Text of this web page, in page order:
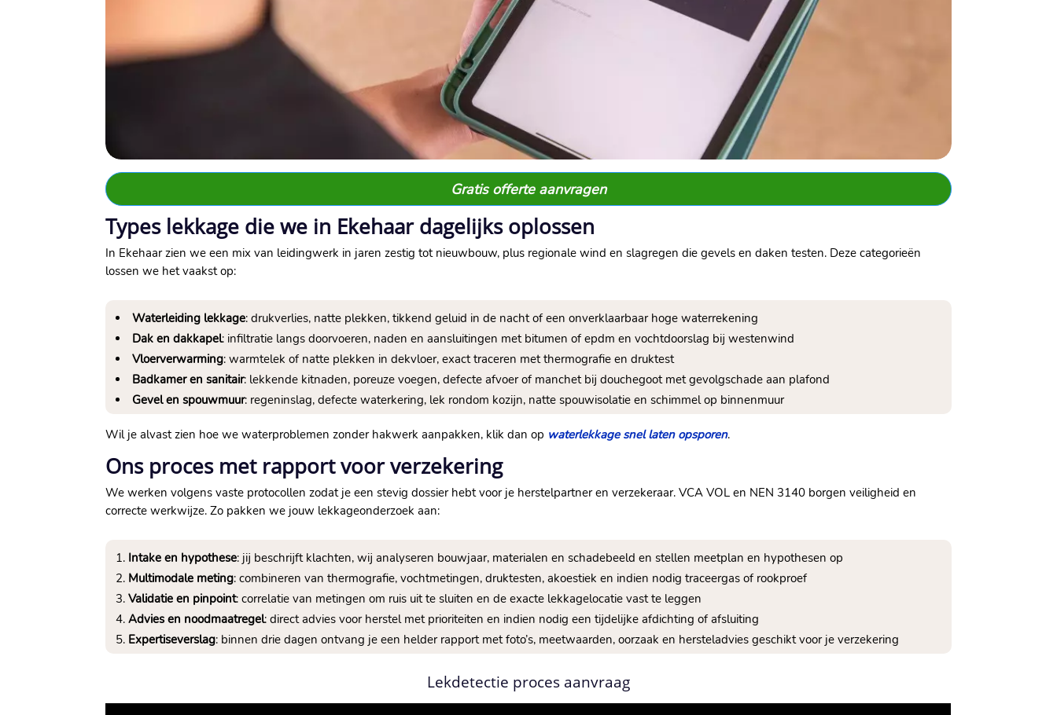
Gratis offerte aanvragen
Types lekkage die we in Ekehaar dagelijks oplossen
In Ekehaar zien we een mix van leidingwerk in jaren zestig tot nieuwbouw, plus regionale wind en slagregen die gevels en daken testen. Deze categorieën
lossen we het vaakst op:
Waterleiding lekkage: drukverlies, natte plekken, tikkend geluid in de nacht of een onverklaarbaar hoge waterrekening
Dak en dakkapel: infiltratie langs doorvoeren, naden en aansluitingen met bitumen of epdm en vochtdoorslag bij westenwind
Vloerverwarming: warmtelek of natte plekken in dekvloer, exact traceren met thermografie en druktest
Badkamer en sanitair: lekkende kitnaden, poreuze voegen, defecte afvoer of manchet bij douchegoot met gevolgschade aan plafond
Gevel en spouwmuur: regeninslag, defecte waterkering, lek rondom kozijn, natte spouwisolatie en schimmel op binnenmuur
Wil je alvast zien hoe we waterproblemen zonder hakwerk aanpakken, klik dan op waterlekkage snel laten opsporen.
Ons proces met rapport voor verzekering
We werken volgens vaste protocollen zodat je een stevig dossier hebt voor je herstelpartner en verzekeraar. VCA VOL en NEN 3140 borgen veiligheid en
correcte werkwijze. Zo pakken we jouw lekkageonderzoek aan:
Intake en hypothese: jij beschrijft klachten, wij analyseren bouwjaar, materialen en schadebeeld en stellen meetplan en hypothesen op
Multimodale meting: combineren van thermografie, vochtmetingen, druktesten, akoestiek en indien nodig traceergas of rookproef
Validatie en pinpoint: correlatie van metingen om ruis uit te sluiten en de exacte lekkagelocatie vast te leggen
Advies en noodmaatregel: direct advies voor herstel met prioriteiten en indien nodig een tijdelijke afdichting of afsluiting
Expertiseverslag: binnen drie dagen ontvang je een helder rapport met foto’s, meetwaarden, oorzaak en hersteladvies geschikt voor je verzekering
Lekdetectie proces aanvraag